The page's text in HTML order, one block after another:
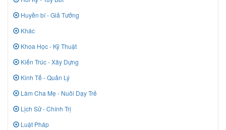
Huyền bí - Giả Tưởng
Khác
Khoa Học - Kỹ Thuật
Kiến Trúc - Xây Dựng
Kinh Tế - Quản Lý
Làm Cha Mẹ - Nuôi Dạy Trẻ
Lịch Sử - Chính Trị
Luật Pháp